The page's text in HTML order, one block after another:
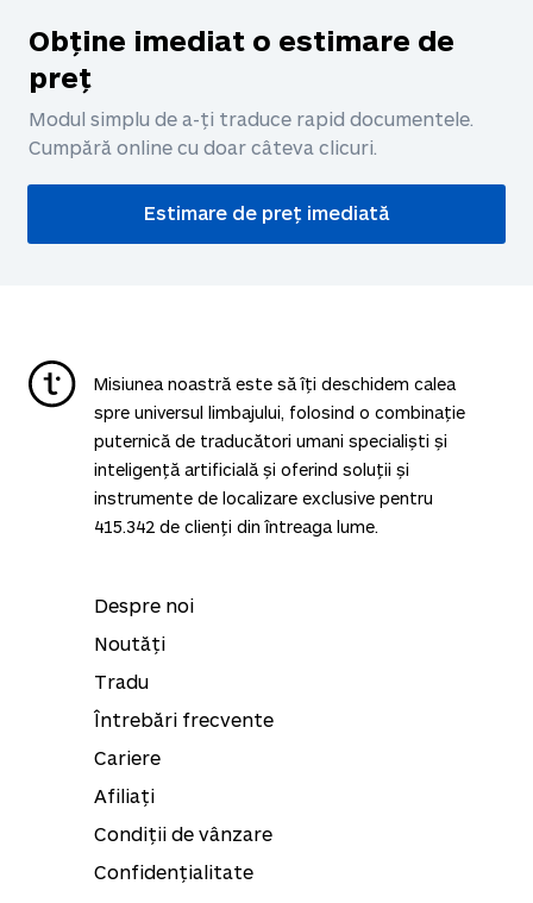
Obține imediat o estimare de
preț
Modul simplu de a-ți traduce rapid documentele.
Cumpără online cu doar câteva clicuri.
Estimare de preț imediată
Misiunea noastră este să îți deschidem calea
spre universul limbajului, folosind o combinație
puternică de traducători umani specialiști și
inteligență artificială și oferind soluții și
instrumente de localizare exclusive pentru
415.342 de clienți din întreaga lume.
Despre noi
Noutăți
Tradu
Întrebări frecvente
Cariere
Afiliați
Condiții de vânzare
Confidențialitate